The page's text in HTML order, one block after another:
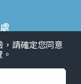
好去處 社會
請確定您同意